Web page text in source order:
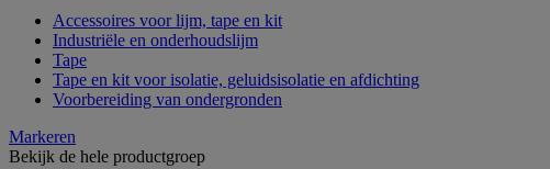
Accessoires voor lijm, tape en kit
Industriële en onderhoudslijm
Tape
Tape en kit voor isolatie, geluidsisolatie en afdichting
Voorbereiding van ondergronden
Markeren
Bekijk de hele productgroep